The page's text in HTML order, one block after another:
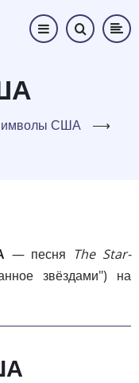
США
⟶
— песня The Star-
звёздами") на